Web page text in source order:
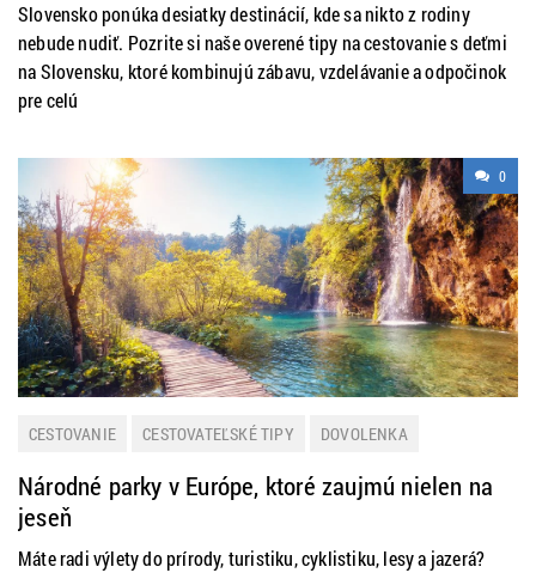
Slovensko ponúka desiatky destinácií, kde sa nikto z rodiny
nebude nudiť. Pozrite si naše overené tipy na cestovanie s deťmi
na Slovensku, ktoré kombinujú zábavu, vzdelávanie a odpočinok
pre celú
0
CESTOVANIE CESTOVATEĽSKÉ TIPY
DOVOLENKA
DOVOLENKOVÉ DESTINÁCIE
EURÓPA TIP NA VÝLET
Národné parky v Európe, ktoré zaujmú nielen na
jeseň
Máte radi výlety do prírody, turistiku, cyklistiku, lesy a jazerá?